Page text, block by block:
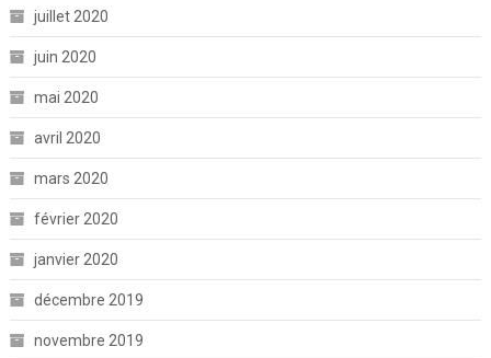
juillet 2020
juin 2020
mai 2020
avril 2020
mars 2020
février 2020
janvier 2020
décembre 2019
novembre 2019